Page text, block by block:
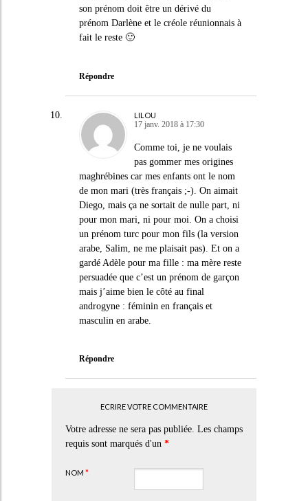
son prénom doit être un dérivé du
prénom Darlène et le créole réunionnais à
fait le reste 🙂
Répondre
LILOU
17 janv. 2018 à 17:30
Comme toi, je ne voulais
pas gommer mes origines
maghrébines car mes enfants ont le nom
de mon mari (très français ;-). On aimait
Diego, mais ça ne sortait de nulle part, ni
pour mon mari, ni pour moi. On a choisi
un prénom turc pour mon fils (la version
arabe, Salim, ne me plaisait pas). Et on a
gardé Adèle pour ma fille : ma mère reste
persuadée que c’est un prénom de garçon
mais j’aime bien le côté au final
androgyne : féminin en français et
masculin en arabe.
Répondre
ECRIRE VOTRE COMMENTAIRE
Votre adresse ne sera pas publiée. Les champs
requis sont marqués d'un *
NOM *